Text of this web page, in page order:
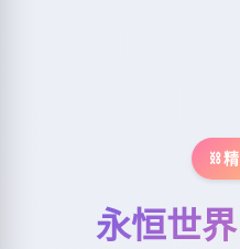
⛓️
永恒世